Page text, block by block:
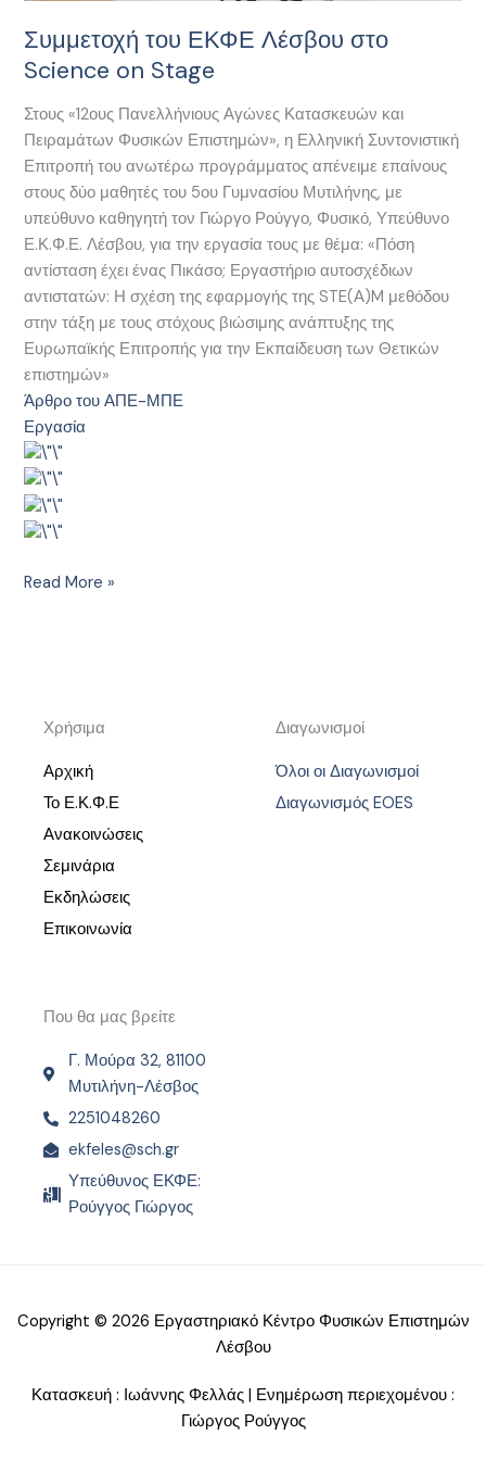
Συμμετοχή του ΕΚΦΕ Λέσβου στο
Science on Stage
Στους «12ους Πανελλήνιους Αγώνες Κατασκευών και
Πειραμάτων Φυσικών Επιστημών», η Ελληνική Συντονιστική
Επιτροπή του ανωτέρω προγράμματος απένειμε επαίνους
στους δύο μαθητές του 5ου Γυμνασίου Μυτιλήνης, με
υπεύθυνο καθηγητή τον Γιώργο Ρούγγο, Φυσικό, Υπεύθυνο
Ε.Κ.Φ.Ε. Λέσβου, για την εργασία τους με θέμα: «Πόση
αντίσταση έχει ένας Πικάσο; Εργαστήριο αυτοσχέδιων
αντιστατών: Η σχέση της εφαρμογής της STE(Α)M μεθόδου
στην τάξη με τους στόχους βιώσιμης ανάπτυξης της
Ευρωπαϊκής Επιτροπής για την Εκπαίδευση των Θετικών
επιστημών»
Άρθρο του ΑΠΕ-ΜΠΕ
Εργασία
Read More »
Χρήσιμα
Αρχική
Το Ε.Κ.Φ.Ε
Ανακοινώσεις
Σεμινάρια
Εκδηλώσεις
Επικοινωνία
Διαγωνισμοί
Όλοι οι Διαγωνισμοί
Διαγωνισμός EOES
Που θα μας βρείτε
Γ. Μούρα 32, 81100
Μυτιλήνη-Λέσβος
2251048260
ekfeles@sch.gr
Υπεύθυνος ΕΚΦΕ:
Ρούγγος Γιώργος
Copyright © 2026 Εργαστηριακό Κέντρο Φυσικών Επιστημών
Λέσβου
Κατασκευή : Ιωάννης Φελλάς | Ενημέρωση περιεχομένου :
Γιώργος Ρούγγος